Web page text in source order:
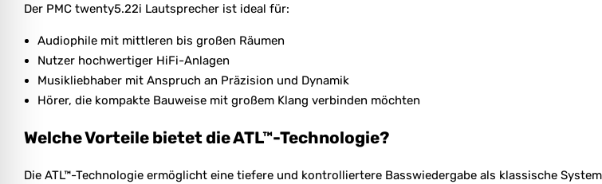
Der PMC twenty5.22i Lautsprecher ist ideal für:
Audiophile mit mittleren bis großen Räumen
Nutzer hochwertiger HiFi-Anlagen
Musikliebhaber mit Anspruch an Präzision und Dynamik
Hörer, die kompakte Bauweise mit großem Klang verbinden möchten
Welche Vorteile bietet die ATL™-Technologie?
Die ATL™-Technologie ermöglicht eine tiefere und kontrolliertere Basswiedergabe als klassische